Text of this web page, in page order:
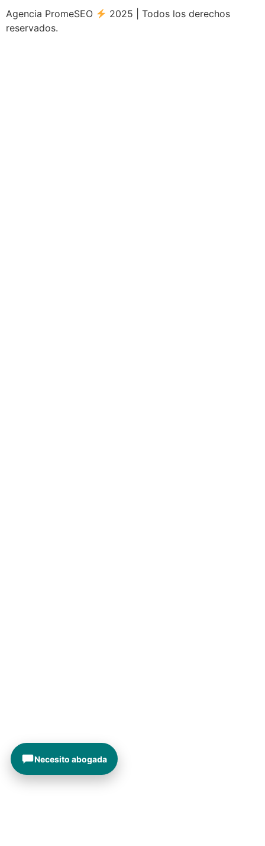
Necesito abogada
Agencia PromeSEO
2025 | Todos los derechos
reservados.